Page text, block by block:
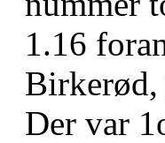
1.16
Birkerød,
Der var